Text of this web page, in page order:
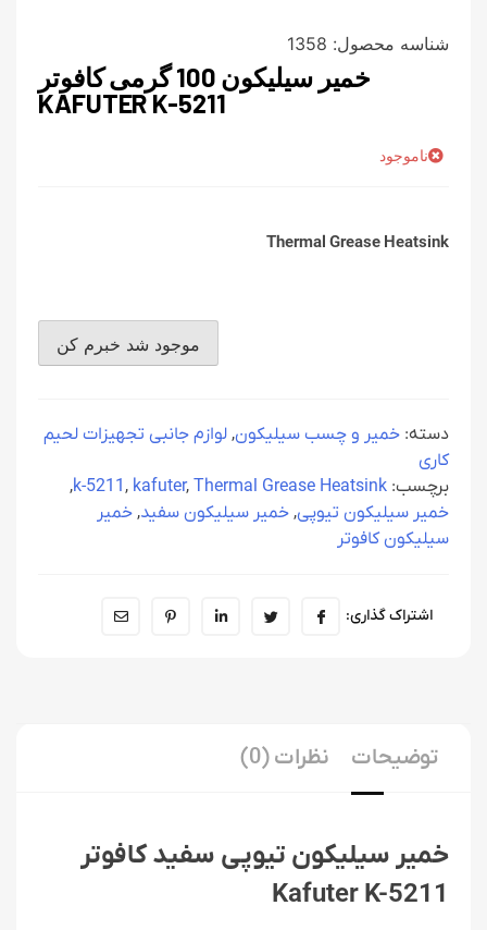
شناسه محصول: 1358
خمیر سیلیکون 100 گرمی کافوتر
KAFUTER K-5211
ناموجود
Thermal Grease Heatsink
دسته: خمیر و چسب سیلیکون, لوازم جانبی تجهیزات لحیم
کاری
برچسب:
k-5211, kafuter, Thermal Grease Heatsink
,
خمیر سیلیکون تیوپی, خمیر سیلیکون سفید, خمیر
سیلیکون کافوتر
اشتراک گذاری:
توضیحات نظرات (0)
خمیر سیلیکون تیوپی سفید کافوتر
Kafuter K-5211